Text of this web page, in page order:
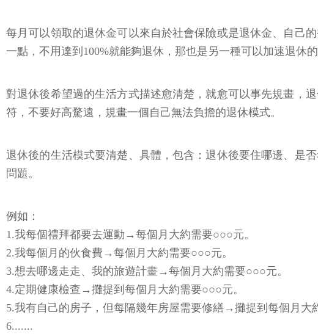
每月可以領取的退休金可以來自於社會保險或是退休金、自己
一點，不用達到100%就能夠退休，那也是另一種可以加速退休的
對退休後希望過的生活方式描述愈清楚，就愈可以事先規畫，
符，不要好高騖遠，規畫一個自己無法負擔的退休模式。
退休後的生活模式要清楚、具體，包含：退休後要住哪邊、是
問題。
例如：
1.我每個禮拜都要去運動→每個月大約需要○○○元。
2.我每個月的伙食費→每個月大約需要○○○元。
3.想去哪邊走走、我的旅遊計畫→每個月大約需要○○○元。
4.定期健康檢查→攤提到每個月大約需要○○○元。
5.我有自己的房子，但每隔幾年房屋需要修繕→攤提到每個月大
6.......